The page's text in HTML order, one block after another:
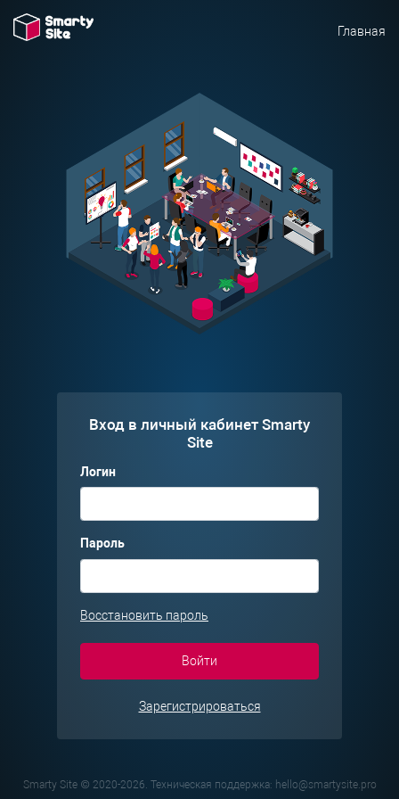
Главная
Вход в личный кабинет Smarty
Site
Логин
Пароль
Восстановить пароль
Зарегистрироваться
Smarty Site © 2020-2026. Техническая поддержка: hello@smartysite.pro